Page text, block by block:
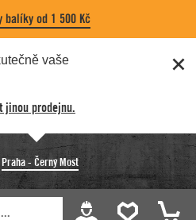
balíky od 1 500 Kč
vaše
jinou prodejnu.
Praha - Černý Most